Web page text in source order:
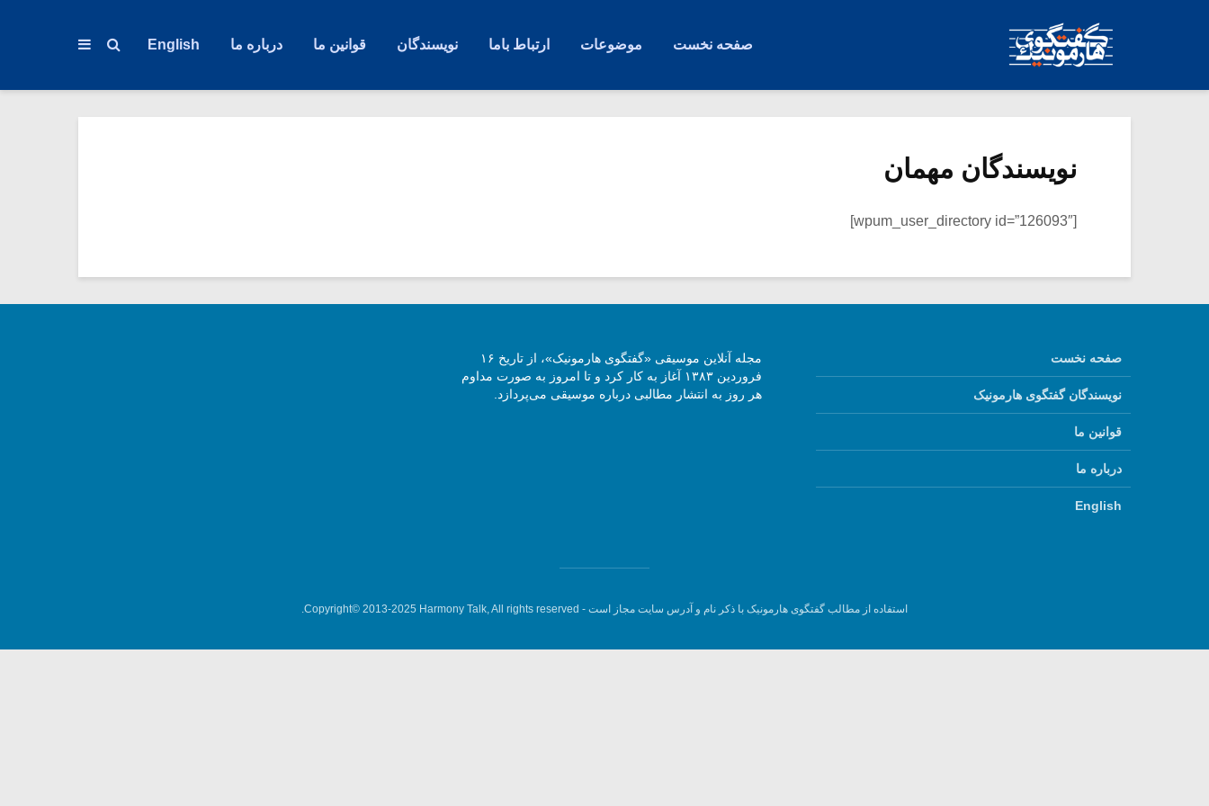
صفحه نخست موضوعات ارتباط باما نویسندگان قوانین ما درباره ما English
نویسندگان مهمان
[wpum_user_directory id=”126093″]
صفحه نخست
نویسندگان گفتگوی هارمونیک
قوانین ما
درباره ما
English
مجله آنلاین موسیقی «گفتگوی هارمونیک»، از تاریخ ۱۶
فروردین ۱۳۸۳ آغاز به کار کرد و تا امروز به صورت مداوم
هر روز به انتشار مطالبی درباره موسیقی می‌پردازد.
استفاده از مطالب گفتگوی هارمونیک با ذکر نام و آدرس سایت مجاز است - Copyright© 2013-2025 Harmony Talk, All rights reserved.